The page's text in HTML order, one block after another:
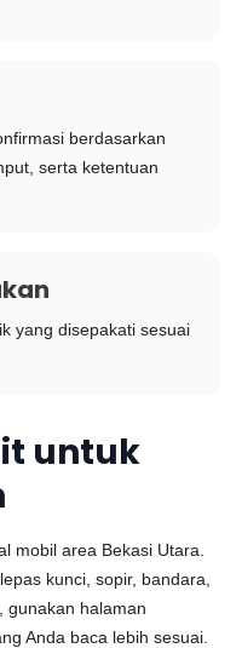
berdasarkan
serta ketentuan
yang disepakati sesuai
untuk
mobil area Bekasi Utara.
kunci, sopir, bandara,
gunakan halaman
Anda baca lebih sesuai.